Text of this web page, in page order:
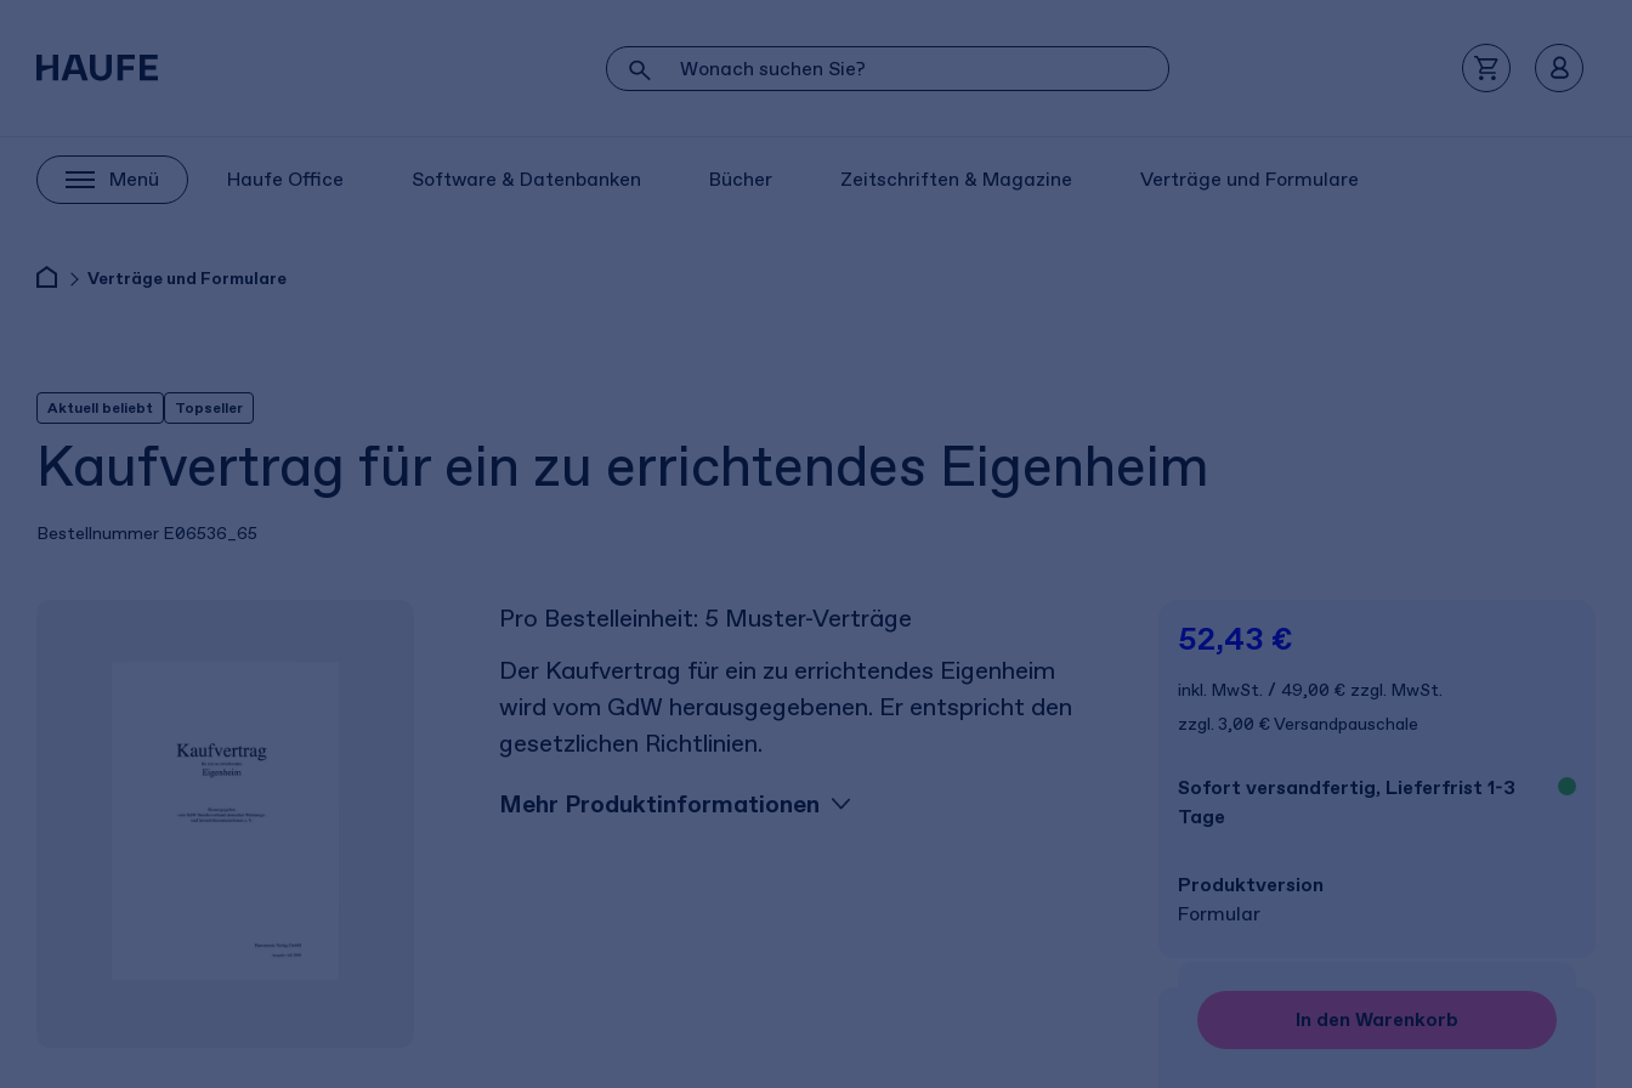
Menü Haufe Office Software & Datenbanken Bücher Zeitschriften & Magazine Verträge und Formulare
Verträge und Formulare
Aktuell beliebt Topseller
Kaufvertrag für ein zu errichtendes Eigenheim
Bestellnummer E06536_65
Pro Bestelleinheit: 5 Muster-Verträge
Der Kaufvertrag für ein zu errichtendes Eigenheim
wird vom GdW herausgegebenen. Er entspricht den
gesetzlichen Richtlinien.
Mehr Produktinformationen
52,43 €
inkl. MwSt. 49,00 € zzgl. MwSt.
zzgl. 3,00 € Versandpauschale
Sofort versandfertig, Lieferfrist 1-3
Tage
Produkt­version
Formular
In den Warenkorb